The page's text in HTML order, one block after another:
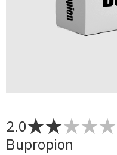
2.0
Bupropion